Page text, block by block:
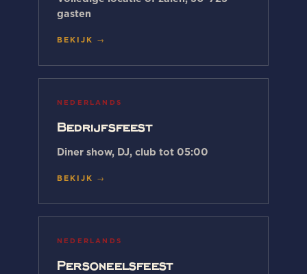
gasten
BEKIJK →
NEDERLANDS
Bedrijfsfeest
Diner show, DJ, club tot 05:00
BEKIJK →
NEDERLANDS
Personeelsfeest